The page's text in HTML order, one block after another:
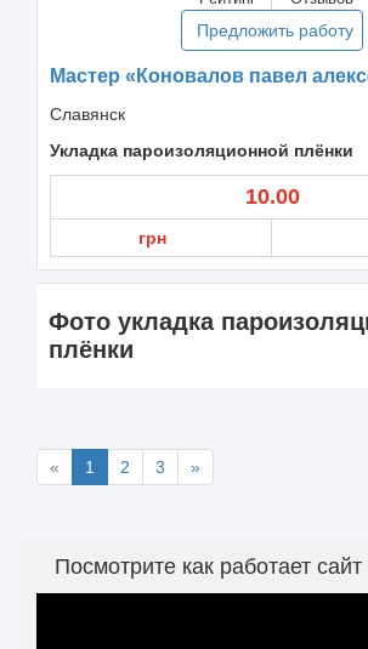
Предложить работу
Мастер «Коновалов павел
Славянск
Укладка пароизоляционной плёнки
10.00
грн
Фото укладка
плёнки
« 1 2 3 »
Посмотрите как работает сайт